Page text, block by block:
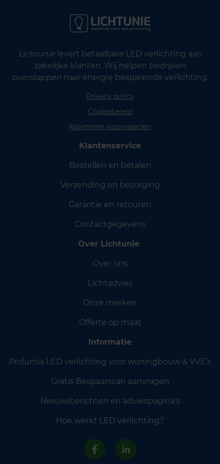
Lichtunielevert betaalbare LED verlichting aan
zakelijke klanten. Wij helpen bedrijven
overstappen naar energie besparende verlichting.
Privacy policy
Cookiebeleid
Algemene voorwaarden
Klantenservice
Bestellen en betalen
Verzending en bezorging
Garantie en retouren
Contactgegevens
Over Lichtunie
Over ons
Lichtadvies
Onze merken
Offerte op maat
Informatie
Prolumia LED verlichting voor woningbouw & VVE’s
Gratis Bespaarscan aanvragen
Nieuwsberichten en adviespagina’s
Hoe werkt LED verlichting?